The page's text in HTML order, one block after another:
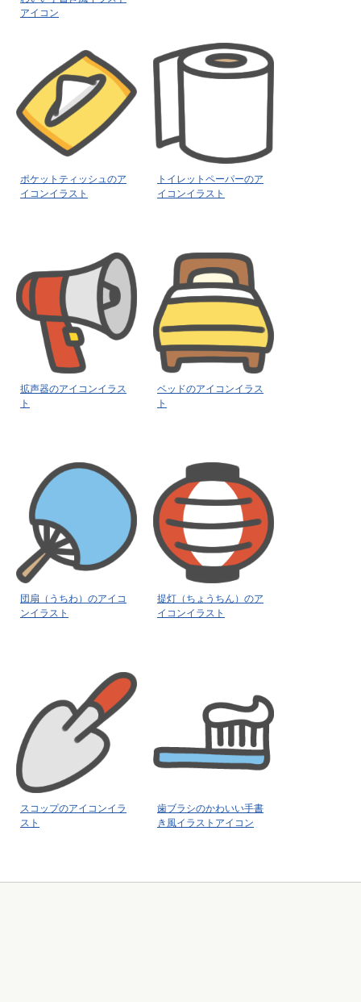
アイコン
ポケットティッシュのア
イコンイラスト
トイレットペーパーのア
イコンイラスト
拡声器のアイコンイラス
ト
ベッドのアイコンイラス
ト
団扇（うちわ）のアイコ
ンイラスト
提灯（ちょうちん）のア
イコンイラスト
スコップのアイコンイラ
スト
歯ブラシのかわいい手書
き風イラストアイコン